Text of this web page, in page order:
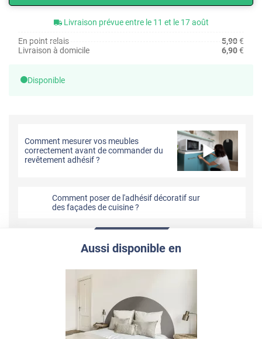
Livraison prévue entre le 11 et le 17 août
En point relais
5,90€
Livraison à domicile
6,90€
Disponible
Comment mesurer vos meubles
correctement avant de commander du
revêtement adhésif ?
Comment poser de l'adhésif décoratif sur
des façades de cuisine ?
Aussi disponible en